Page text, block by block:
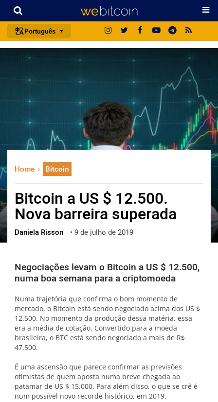
Português
español
日本語
русский
العربية
ไทย
ქართული
vietnamese
Home Bitcoin
Bitcoin a US $ 12.500.
Nova barreira superada
Daniela Risson • 9 de julho de 2019
Negociações levam o Bitcoin a US $ 12.500,
numa boa semana para a criptomoeda
Numa trajetória que confirma o bom momento de
mercado, o Bitcoin está sendo negociado acima dos US $
12.500. No momento da produção dessa matéria, essa
era a média de cotação. Convertido para a moeda
brasileira, o BTC está sendo negociado a mais de R$
47.500.
É uma ascensão que parece confirmar as previsões
otimistas de quem aposta numa breve chegada ao
patamar de US $ 15.000. Para além disso, o que se crê é
num possível novo recorde histórico, em 2019.